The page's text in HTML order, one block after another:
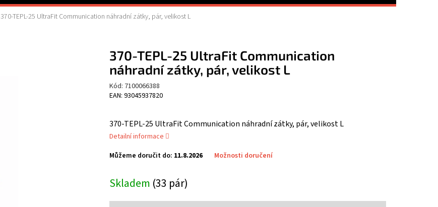
370-TEPL-25 UltraFit Communication náhradní zátky, pár, velikost L
Skladem (33 pár)
Můžeme doručit do: 11.8.2026 Možnosti doručení
370-TEPL-25 UltraFit Communication náhradní zátky, pár, velikost L
Detailní informace
370-TEPL-25 UltraFit Communication
náhradní zátky, pár, velikost L
Kód: 7100066388
EAN: 93045937820